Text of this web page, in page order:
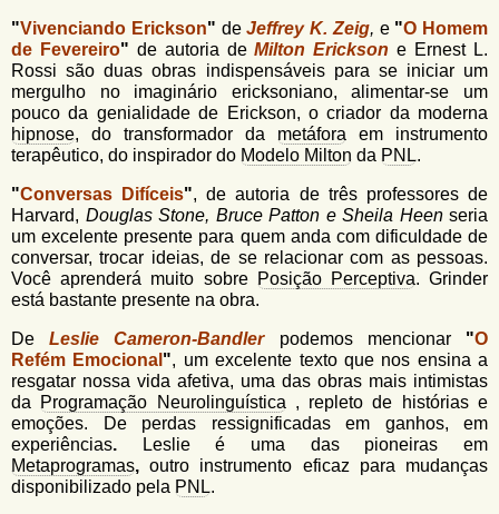
"Vivenciando Erickson" deJeffrey K. Zeig, e "O Homem
de Fevereiro" de autoria deMilton Erickson e Ernest L.
Rossi são duas obras indispensáveis para se iniciar um
mergulho no imaginário ericksoniano, alimentar-se um
pouco da genialidade de Erickson, o criador da moderna
hipnose, do transformador da metáfora em instrumento
terapêutico, do inspirador do Modelo Milton da PNL.
"Conversas Difíceis", de autoria de três professores de
Harvard, Douglas Stone, Bruce Patton e Sheila Heenseria
um excelente presente para quem anda com dificuldade de
conversar, trocar ideias, de se relacionar com as pessoas.
Você aprenderá muito sobre Posição Perceptiva. Grinder
está bastante presente na obra.
DeLeslie Cameron-Bandlerpodemos mencionar "O
Refém Emocional ", um excelente texto que nos ensina a
resgatar nossa vida afetiva, uma das obras mais intimistas
da
Programação Neurolinguística , repleto de histórias e
emoções. De perdas ressignificadas em ganhos, em
experiências. Leslie é uma das pioneiras em
Metaprogramas, outro instrumento eficaz para mudanças
disponibilizado pela PNL.